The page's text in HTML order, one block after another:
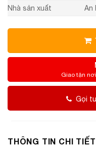
Nhà sản xuất An
Giao tận
Gọi
THÔNG TIN CHI TIẾT